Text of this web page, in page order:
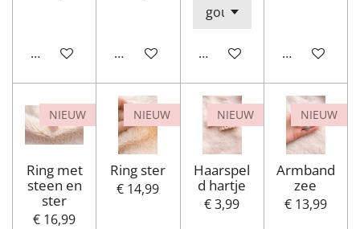
In winkelwagenHoud mij op de hoogteIn winkelwagenHoud mij
NIEUW
Ring met
steen en
ster
€ 16,99
NIEUW
Ring ster
€ 14,99
NIEUW
Haarspel
d hartje
€ 3,99
NIEUW
Armband
zee
€ 13,99